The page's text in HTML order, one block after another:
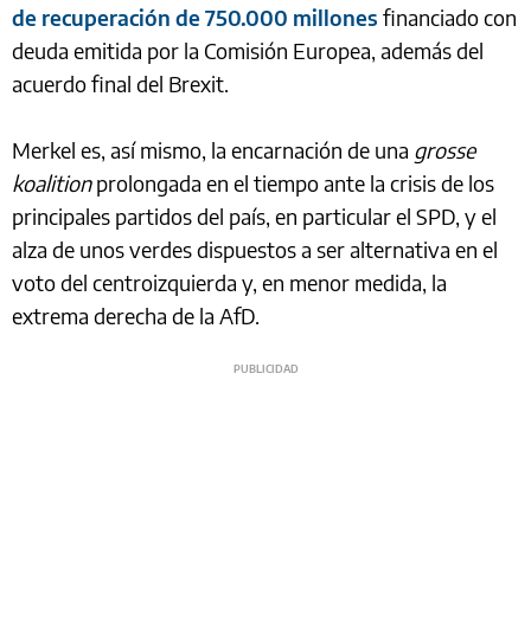
de recuperación de 750.000 millones financiado con
deuda emitida por la Comisión Europea, además del
acuerdo final del Brexit.
Merkel es, así mismo, la encarnación de una grosse
koalitionprolongada en el tiempo ante la crisis de los
principales partidos del país, en particular el SPD, y el
alza de unos verdes dispuestos a ser alternativa en el
voto del centroizquierda y, en menor medida, la
extrema derecha de la AfD.